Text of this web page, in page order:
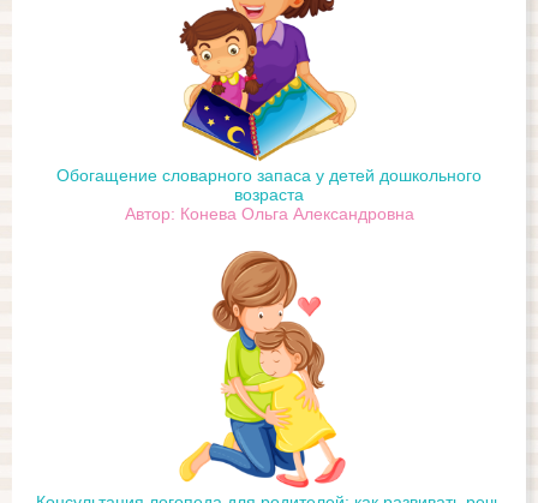
Обогащение словарного запаса у детей дошкольного
возраста
Автор: Конева Ольга Александровна